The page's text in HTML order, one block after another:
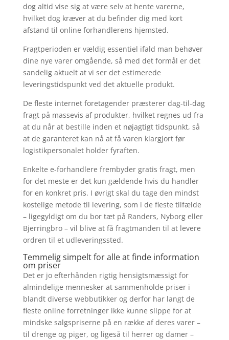
dog altid vise sig at være selv at hente varerne,
hvilket dog kræver at du befinder dig med kort
afstand til online forhandlerens hjemsted.
Fragtperioden er vældig essentiel ifald man behøver
dine nye varer omgående, så med det formål er det
sandelig aktuelt at vi ser det estimerede
leveringstidspunkt ved det aktuelle produkt.
De fleste internet foretagender præsterer dag-til-dag
fragt på massevis af produkter, hvilket regnes ud fra
at du når at bestille inden et nøjagtigt tidspunkt, så
at de garanteret kan nå at få varen klargjort før
logistikpersonalet holder fyraften.
Enkelte e-forhandlere frembyder gratis fragt, men
for det meste er det kun gældende hvis du handler
for en konkret pris. I øvrigt skal du tage den mindst
kostelige metode til levering, som i de fleste tilfælde
– ligegyldigt om du bor tæt på Randers, Nyborg eller
Bjerringbro – vil blive at få fragtmanden til at levere
ordren til et udleveringssted.
Temmelig simpelt for alle at finde information
om priser
Det er jo efterhånden rigtig hensigtsmæssigt for
almindelige mennesker at sammenholde priser i
blandt diverse webbutikker og derfor har langt de
fleste online forretninger ikke kunne slippe for at
mindske salgspriserne på en række af deres varer –
til drenge og piger, og ligeså til herrer og damer –